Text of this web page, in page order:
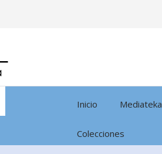
Inicio Mediateka
Colecciones